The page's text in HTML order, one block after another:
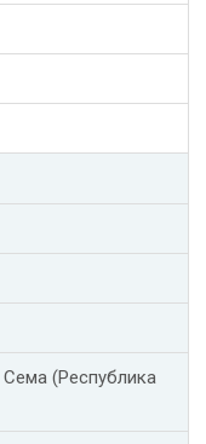
(Республика